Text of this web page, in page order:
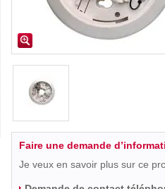
Faire une demande
Je veux en savoir plus sur ce